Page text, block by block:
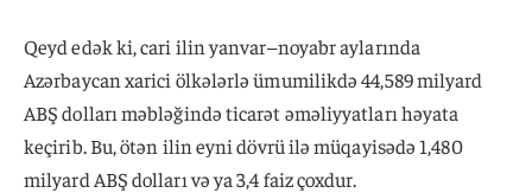
Qeyd edək ki, cari ilin yanvar–noyabr aylarında
Azərbaycan xarici ölkələrlə ümumilikdə 44,589 milyard
ABŞ dolları məbləğində ticarət əməliyyatları həyata
keçirib. Bu, ötən ilin eyni dövrü ilə müqayisədə 1,480
milyard ABŞ dolları və ya 3,4 faiz çoxdur.